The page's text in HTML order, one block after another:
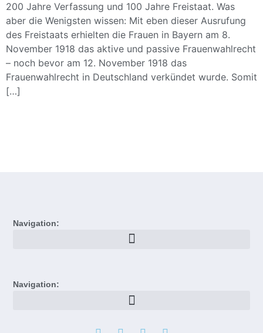
200 Jahre Verfassung und 100 Jahre Freistaat. Was
aber die Wenigsten wissen: Mit eben dieser Ausrufung
des Freistaats erhielten die Frauen in Bayern am 8.
November 1918 das aktive und passive Frauenwahlrecht
– noch bevor am 12. November 1918 das
Frauenwahlrecht in Deutschland verkündet wurde. Somit
[…]
Navigation:
Navigation: